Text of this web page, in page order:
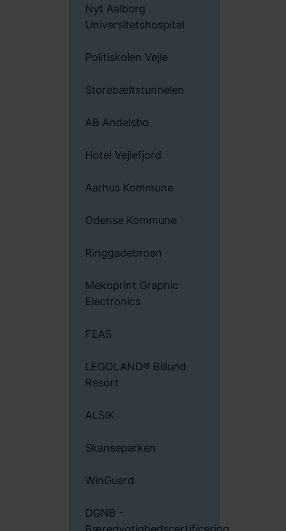
Nyt Aalborg
Universitetshospital
Politiskolen Vejle
Storebæltstunnelen
AB Andelsbo
Hotel Vejlefjord
Aarhus Kommune
Odense Kommune
Ringgadebroen
Mekoprint Graphic
Electronics
FEAS
LEGOLAND® Billund
Resort
ALSIK
Skanseparken
WinGuard
DGNB -